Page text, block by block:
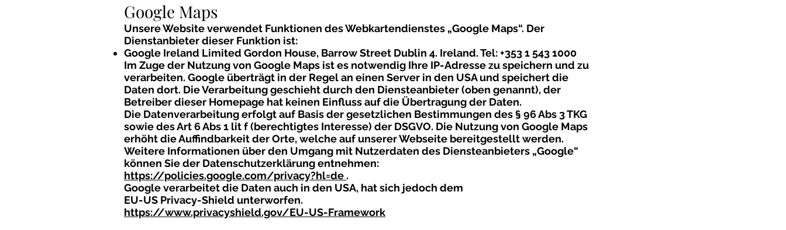
Google Maps
Unsere Website verwendet Funktionen des Webkartendienstes „Google Maps“. Der
Dienstanbieter dieser Funktion ist:
Google Ireland Limited Gordon House, Barrow Street Dublin 4. Ireland. Tel: +353 1 543 1000
Im Zuge der Nutzung von Google Maps ist es notwendig Ihre IP-Adresse zu speichern und zu
verarbeiten. Google überträgt in der Regel an einen Server in den USA und speichert die
Daten dort. Die Verarbeitung geschieht durch den Diensteanbieter (oben genannt), der
Betreiber dieser Homepage hat keinen Einfluss auf die Übertragung der Daten.
Die Datenverarbeitung erfolgt auf Basis der gesetzlichen Bestimmungen des § 96 Abs 3 TKG
sowie des Art 6 Abs 1 lit f (berechtigtes Interesse) der DSGVO. Die Nutzung von Google Maps
erhöht die Auffindbarkeit der Orte, welche auf unserer Webseite bereitgestellt werden.
Weitere Informationen über den Umgang mit Nutzerdaten des Diensteanbieters „Google“
können Sie der Datenschutzerklärung entnehmen:
https://policies.google.com/privacy?hl=de .
Google verarbeitet die Daten auch in den USA, hat sich jedoch dem
EU-US Privacy-Shield unterworfen.
https://www.privacyshield.gov/EU-US-Framework